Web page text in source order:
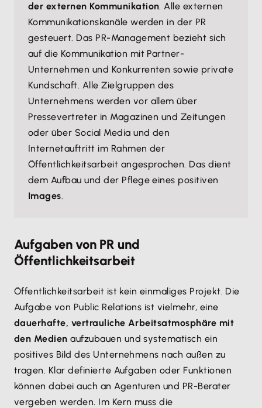
der externen Kommunikation. Alle externen
Kommunikationskanäle werden in der PR
gesteuert. Das PR-Management bezieht sich
auf die Kommunikation mit Partner-
Unternehmen und Konkurrenten sowie private
Kundschaft. Alle Zielgruppen des
Unternehmens werden vor allem über
Pressevertreter in Magazinen und Zeitungen
oder über Social Media und den
Internetauftritt im Rahmen der
Öffentlichkeitsarbeit angesprochen. Das dient
dem Aufbau und der Pflege eines positiven
Images.
Aufgaben von PR und
Öffentlichkeitsarbeit
Öffentlichkeitsarbeit ist kein einmaliges Projekt. Die
Aufgabe von Public Relations ist vielmehr, eine
dauerhafte, vertrauliche Arbeitsatmosphäre mit
den Medien aufzubauen und systematisch ein
positives Bild des Unternehmens nach außen zu
tragen. Klar definierte Aufgaben oder Funktionen
können dabei auch an Agenturen und PR-Berater
vergeben werden. Im Kern muss die